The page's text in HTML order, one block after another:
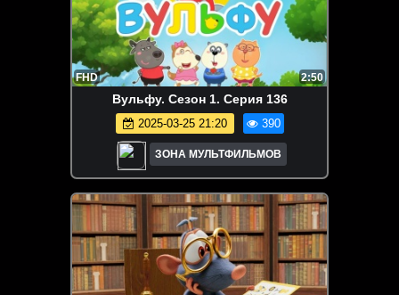
FHD 2:50
Вульфу. Сезон 1. Серия 136
2025-03-25 21:20 390
ЗОНА МУЛЬТФИЛЬМОВ